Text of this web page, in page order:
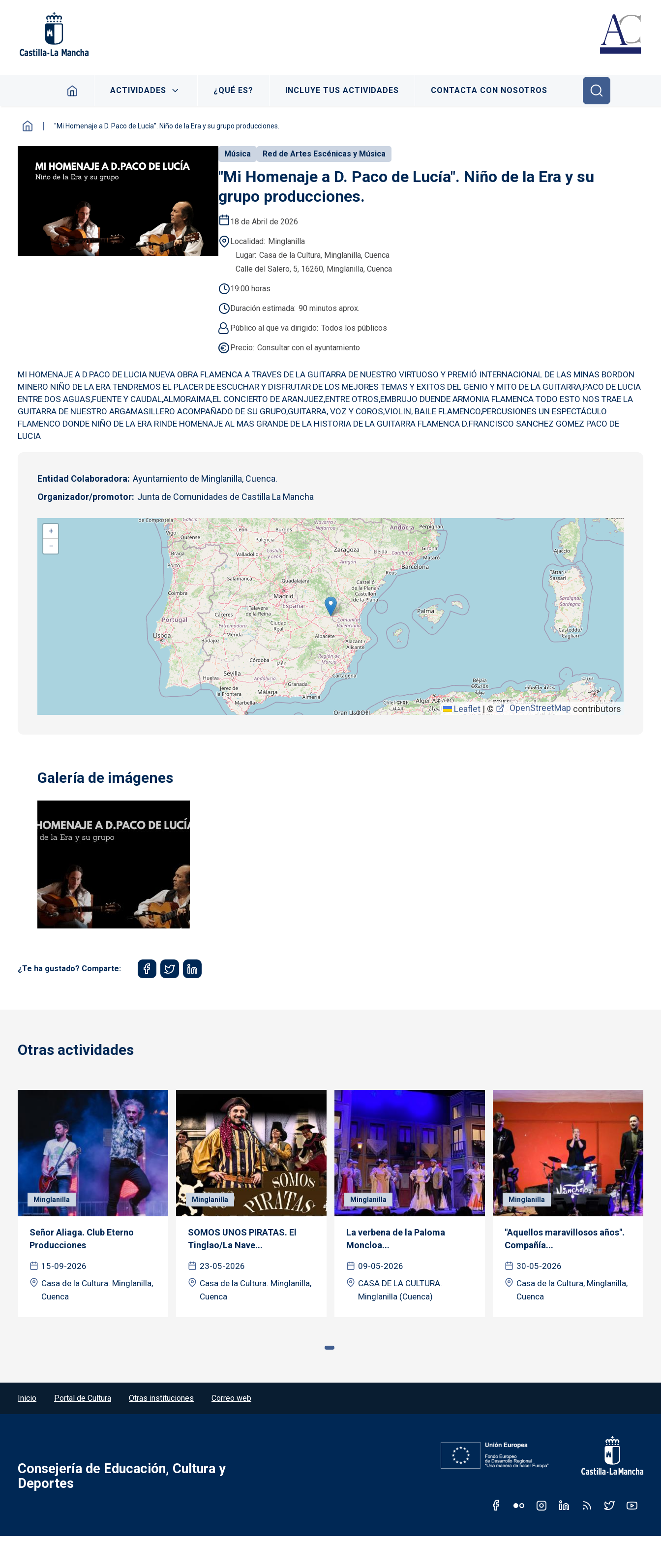
Navegación principal
ACTIVIDADES ¿QUÉ ES? INCLUYE TUS ACTIVIDADES CONTACTA CON NOSOTROS
"Mi Homenaje a D. Paco de Lucía". Niño de la Era y su grupo producciones.
Música Red de Artes Escénicas y Música
"Mi Homenaje a D. Paco de Lucía". Niño de la Era y su
grupo producciones.
18 de Abril de 2026
Localidad Minglanilla
Lugar Casa de la Cultura, Minglanilla, Cuenca
Calle del Salero, 5, 16260, Minglanilla, Cuenca
19:00 horas
Duración estimada 90 minutos aprox.
Público al que va dirigido Todos los públicos
Precio Consultar con el ayuntamiento
MI HOMENAJE A D.PACO DE LUCIA NUEVA OBRA FLAMENCA A TRAVES DE LA GUITARRA DE NUESTRO VIRTUOSO Y PREMIÓ INTERNACIONAL DE LAS MINAS BORDON
MINERO NIÑO DE LA ERA TENDREMOS EL PLACER DE ESCUCHAR Y DISFRUTAR DE LOS MEJORES TEMAS Y EXITOS DEL GENIO Y MITO DE LA GUITARRA,PACO DE LUCIA
ENTRE DOS AGUAS,FUENTE Y CAUDAL,ALMORAIMA,EL CONCIERTO DE ARANJUEZ,ENTRE OTROS,EMBRUJO DUENDE ARMONIA FLAMENCA TODO ESTO NOS TRAE LA
GUITARRA DE NUESTRO ARGAMASILLERO ACOMPAÑADO DE SU GRUPO,GUITARRA, VOZ Y COROS,VIOLIN, BAILE FLAMENCO,PERCUSIONES UN ESPECTÁCULO
FLAMENCO DONDE NIÑO DE LA ERA RINDE HOMENAJE AL MAS GRANDE DE LA HISTORIA DE LA GUITARRA FLAMENCA D.FRANCISCO SANCHEZ GOMEZ PACO DE
LUCIA
Entidad Colaboradora Ayuntamiento de Minglanilla, Cuenca.
Organizador/promotor Junta de Comunidades de Castilla La Mancha
+
−
Leaflet | © OpenStreetMap contributors
Galería de imágenes
¿Te ha gustado? Comparte:
Otras actividades
Minglanilla
Señor Aliaga. Club Eterno
Producciones
15-09-2026
Casa de la Cultura. Minglanilla,
Cuenca
Minglanilla
SOMOS UNOS PIRATAS. El
Tinglao/La Nave...
23-05-2026
Casa de la Cultura. Minglanilla,
Cuenca
Minglanilla
La verbena de la Paloma
Moncloa...
09-05-2026
CASA DE LA CULTURA.
Minglanilla (Cuenca)
Minglanilla
"Aquellos maravillosos años".
Compañía...
30-05-2026
Casa de la Cultura, Minglanilla,
Cuenca
Menú del pie
Inicio Portal de Cultura Otras instituciones Correo web
Consejería de Educación, Cultura y
Deportes